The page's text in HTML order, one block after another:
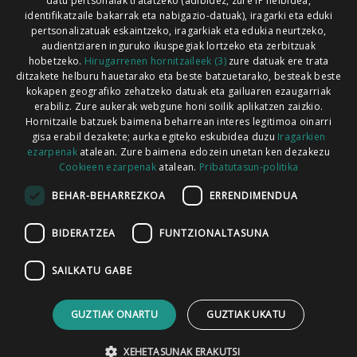
Codesyntaxek garatua
HARREMANETARAKO
identifikatzaile bakarrak eta nabigazio-datuak), iragarki eta eduki
pertsonalizatuak eskaintzeko, iragarkiak eta edukia neurtzeko,
audientziaren inguruko ikuspegiak lortzeko eta zerbitzuak
hobetzeko. Hirugarrenen hornitzaileek (3)zure datuak ere trata
ditzakete helburu hauetarako eta beste batzuetarako, besteak beste
kokapen geografiko zehatzeko datuak eta gailuaren ezaugarriak
erabiliz. Zure aukerak webgune honi soilik aplikatzen zaizkio.
Hornitzaile batzuek baimena beharrean interes legitimoa oinarri
gisa erabil dezakete; aurka egiteko eskubidea duzu Iragarkien
ezarpenakatalean. Zure baimena edozein unetan ken dezakezu
Cookieen ezarpenak atalean. Pribatutasun-politika
BEHAR-BEHARREZKOA ERRENDIMENDUA
BIDERATZEA FUNTZIONALTASUNA
SAILKATU GABE
GUZTIAK ONARTU GUZTIAK UKATU
XEHETASUNAK ERAKUTSI